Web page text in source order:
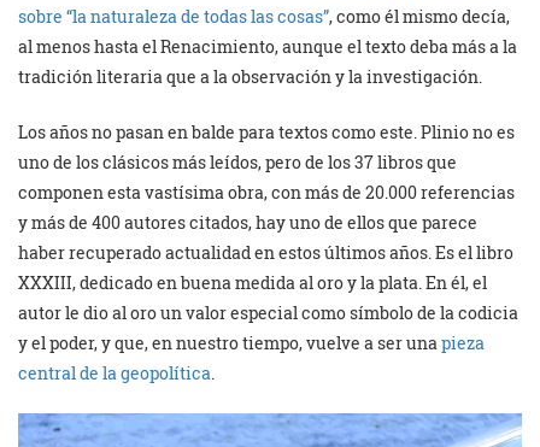
sobre “la naturaleza de todas las cosas”, como él mismo decía,
al menos hasta el Renacimiento, aunque el texto deba más a la
tradición literaria que a la observación y la investigación.
Los años no pasan en balde para textos como este. Plinio no es
uno de los clásicos más leídos, pero de los 37 libros que
componen esta vastísima obra, con más de 20.000 referencias
y más de 400 autores citados, hay uno de ellos que parece
haber recuperado actualidad en estos últimos años. Es el libro
XXXIII, dedicado en buena medida al oro y la plata. En él, el
autor le dio al oro un valor especial como símbolo de la codicia
y el poder, y que, en nuestro tiempo, vuelve a ser unapieza
central de la geopolítica.